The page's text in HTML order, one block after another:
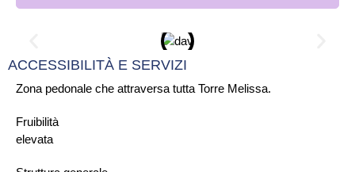
Zona pedonale che attraversa tutta Torre Melissa.
Fruibilità
elevata
ACCESSIBILITÀ E SERVIZI